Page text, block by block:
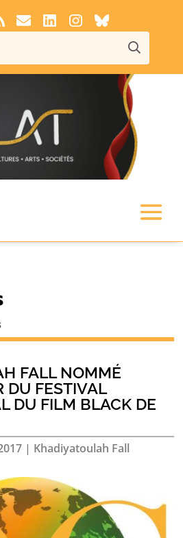
FALL NOMMÉ
DU FESTIVAL
DU FILM BLACK DE
| Khadiyatoulah Fall